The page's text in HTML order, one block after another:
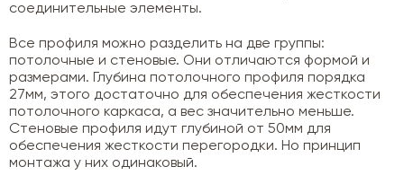
соединительные элементы.
Все профиля можно разделить на две группы:
потолочные и стеновые. Они отличаются формой и
размерами. Глубина потолочного профиля порядка
27мм, этого достаточно для обеспечения жесткости
потолочного каркаса, а вес значительно меньше.
Стеновые профиля идут глубиной от 50мм для
обеспечения жесткости перегородки. Но принцип
монтажа у них одинаковый.